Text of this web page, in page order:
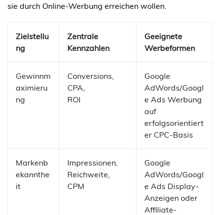
sie durch Online-Werbung erreichen wollen.
Zielstellu
ng
Zentrale
Kennzahlen
Geeignete
Werbeformen
Gewinnm
aximieru
ng
Conversions,
CPA,
ROI
Google
AdWords/Googl
e Ads Werbung
auf
erfolgsorientiert
er CPC-Basis
Markenb
ekannthe
it
Impressionen,
Reichweite,
CPM
Google
AdWords/Googl
e Ads Display-
Anzeigen oder
Affiliate-